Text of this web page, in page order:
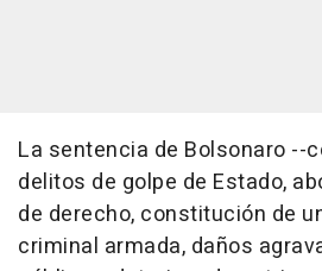
La sentencia de Bolsonaro --
delitos de golpe de Estado,
de derecho, constitución de
criminal armada, daños